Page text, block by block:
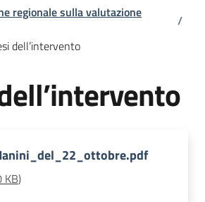
regionale sulla valutazione
/
dell’intervento
KB)